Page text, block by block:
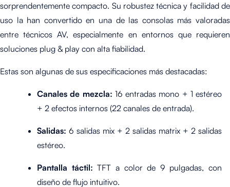
sorprendentemente compacto. Su robustez técnica y facilidad de
uso la han convertido en una de las consolas más valoradas
entre técnicos AV, especialmente en entornos que requieren
soluciones plug & play con alta fiabilidad.
Estas son algunas de sus especificaciones más destacadas:
Canales de mezcla: 16 entradas mono + 1 estéreo
+ 2 efectos internos (22 canales de entrada).
Salidas: 6 salidas mix + 2 salidas matrix + 2 salidas
estéreo.
Pantalla táctil: TFT a color de 9 pulgadas, con
diseño de flujo intuitivo.